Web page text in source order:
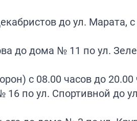
до ул. Марата,
до дома № 11 по ул.
с 08.00 часов до 20.00
по ул. Спортивной до